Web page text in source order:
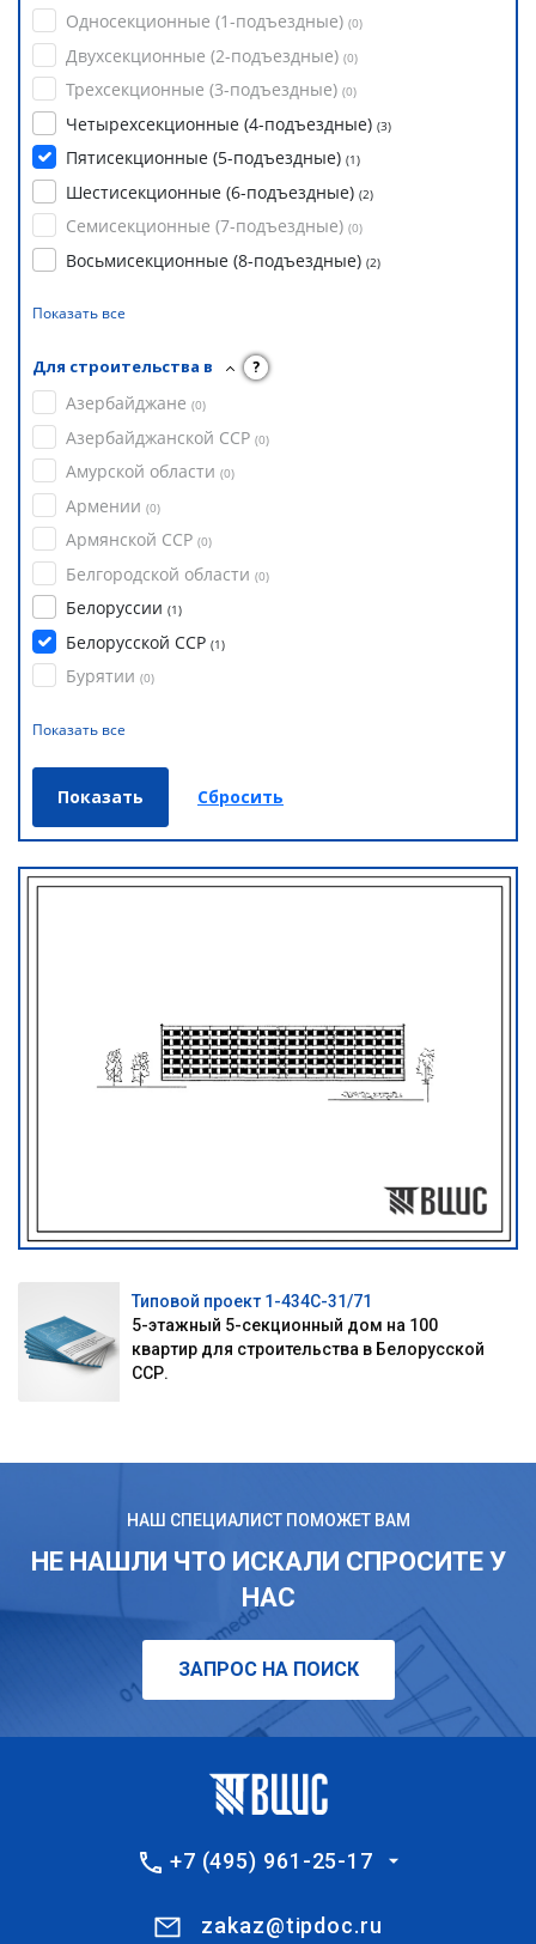
Односекционные (1-подъездные) (0)
Двухсекционные (2-подъездные) (0)
Трехсекционные (3-подъездные) (0)
Четырехсекционные (4-подъездные) (3)
Пятисекционные (5-подъездные) (1)
Шестисекционные (6-подъездные) (2)
Семисекционные (7-подъездные) (0)
Восьмисекционные (8-подъездные) (2)
Показать все
Для строительства в ?
Азербайджане (0)
Азербайджанской ССР (0)
Амурской области (0)
Армении (0)
Армянской ССР (0)
Белгородской области (0)
Белоруссии (1)
Белорусской ССР (1)
Бурятии (0)
Показать все
Типовой проект 1-434С-31/71
5-этажный 5-секционный дом на 100
квартир для строительства в Белорусской
ССР.
НАШ СПЕЦИАЛИСТ ПОМОЖЕТ ВАМ
НЕ НАШЛИ ЧТО ИСКАЛИ СПРОСИТЕ У
НАС
ЗАПРОС НА ПОИСК
+7 (495) 961-25-17
zakaz@tipdoc.ru